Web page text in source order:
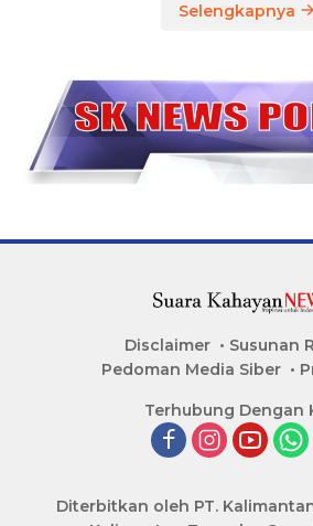
Selengkapnya
Disclaimer
Susunan
Pedoman Media Siber
Terhubung Dengan
Diterbitkan oleh PT.